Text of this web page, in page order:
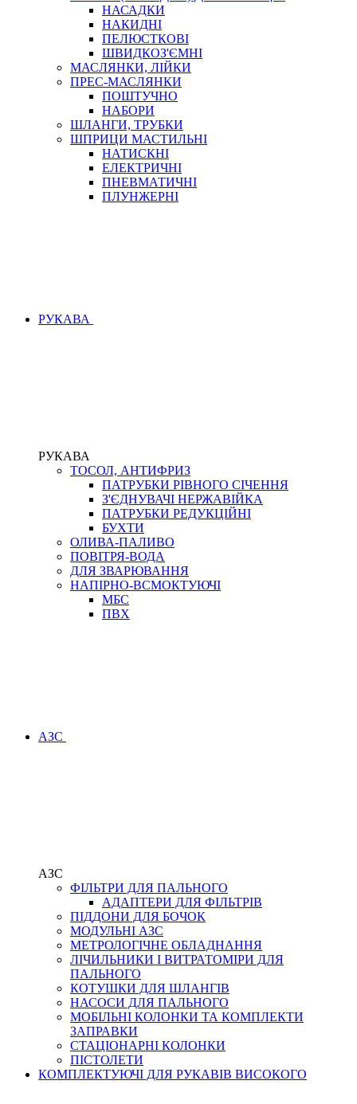
НАСАДКИ
НАКИДНІ
ПЕЛЮСТКОВІ
ШВИДКОЗ'ЄМНІ
МАСЛЯНКИ, ЛІЙКИ
ПРЕС-МАСЛЯНКИ
ПОШТУЧНО
НАБОРИ
ШЛАНГИ, ТРУБКИ
ШПРИЦИ МАСТИЛЬНІ
НАТИСКНІ
ЕЛЕКТРИЧНІ
ПНЕВМАТИЧНІ
ПЛУНЖЕРНІ
РУКАВА
РУКАВА
ТОСОЛ, АНТИФРИЗ
ПАТРУБКИ РІВНОГО СІЧЕННЯ
З'ЄДНУВАЧІ НЕРЖАВІЙКА
ПАТРУБКИ РЕДУКЦІЙНІ
БУХТИ
ОЛИВА-ПАЛИВО
ПОВІТРЯ-ВОДА
ДЛЯ ЗВАРЮВАННЯ
НАПІРНО-ВСМОКТУЮЧІ
МБС
ПВХ
АЗС
АЗС
ФІЛЬТРИ ДЛЯ ПАЛЬНОГО
АДАПТЕРИ ДЛЯ ФІЛЬТРІВ
ПІДДОНИ ДЛЯ БОЧОК
МОДУЛЬНІ АЗС
МЕТРОЛОГІЧНЕ ОБЛАДНАННЯ
ЛІЧИЛЬНИКИ І ВИТРАТОМІРИ ДЛЯ
ПАЛЬНОГО
КОТУШКИ ДЛЯ ШЛАНГІВ
НАСОСИ ДЛЯ ПАЛЬНОГО
МОБІЛЬНІ КОЛОНКИ ТА КОМПЛЕКТИ
ЗАПРАВКИ
СТАЦІОНАРНІ КОЛОНКИ
ПІСТОЛЕТИ
КОМПЛЕКТУЮЧІ ДЛЯ РУКАВІВ ВИСОКОГО